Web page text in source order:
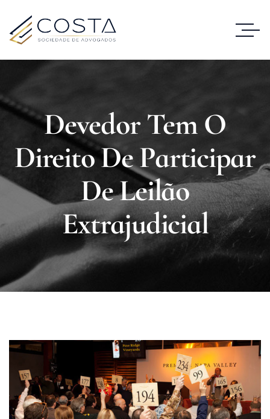
Devedor Tem O
Direito De Participar
De Leilão
Extrajudicial